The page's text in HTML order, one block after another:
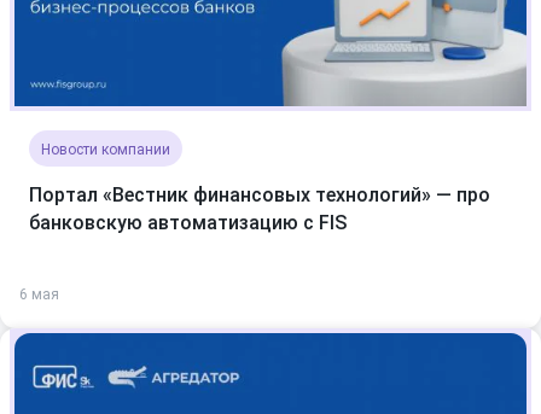
Новости компании
Портал «Вестник финансовых технологий» — про
банковскую автоматизацию с FIS
6 мая